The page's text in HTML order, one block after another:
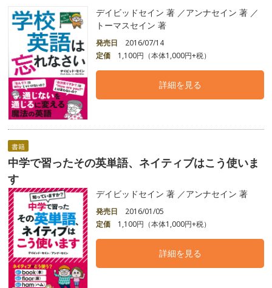
デイビッドセイン 著 ／アンナセイン 著 ／
トーマスセイン 著
発売日
2016/07/14
定価
1,100円（本体1,000円+税）
詳細を見る
書籍
中学で習ったその英単語、ネイティブはこう使いま
す
デイビッドセイン 著 ／アンナセイン 著
発売日
2016/01/05
定価
1,100円（本体1,000円+税）
詳細を見る